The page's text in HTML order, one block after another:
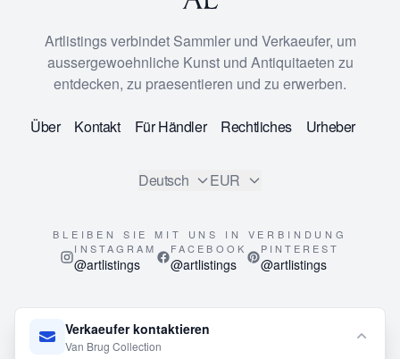
Verkaeufer kontaktieren
Van Brug Collection
Artlistings verbindet Sammler und Verkaeufer, um
aussergewoehnliche Kunst und Antiquitaeten zu
entdecken, zu praesentieren und zu erwerben.
Über Kontakt Für Händler Rechtliches Urheber
Deutsch EUR
BLEIBEN SIE MIT UNS IN VERBINDUNG
INSTAGRAM
@artlistings
FACEBOOK
@artlistings
PINTEREST
@artlistings
© 2026ArtListings™. All Rights Reserved.
This site is protected by reCAPTCHA and the Google
Privacy
Policyand